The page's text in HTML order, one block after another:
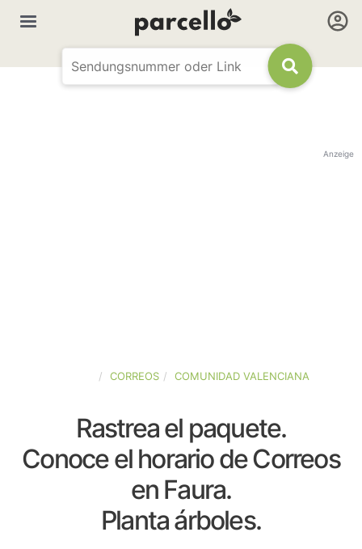
Anzeige
CORREOS COMUNIDAD VALENCIANA
Rastrea el paquete.
Conoce el horario de Correos
en Faura.
Planta árboles.